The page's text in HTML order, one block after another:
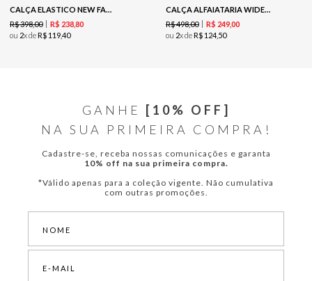
CALÇA ELASTICO NEW FABRIC - CAPUCCINO
R$398,00 R$ 23880
ou 2x deR$ 11940
CALÇA ALFAIATARIA WIDE LEG - BLUSH
R$498,00 R$ 24900
ou 2x deR$ 124 50
GANHE
[10% OFF]
NA SUA PRIMEIRA COMPRA!
Cadastre-se, receba nossas comunicações e garanta
10% off na sua primeira compra.
*Válido apenas para a coleção vigente. Não cumulativa
com outras promoções.